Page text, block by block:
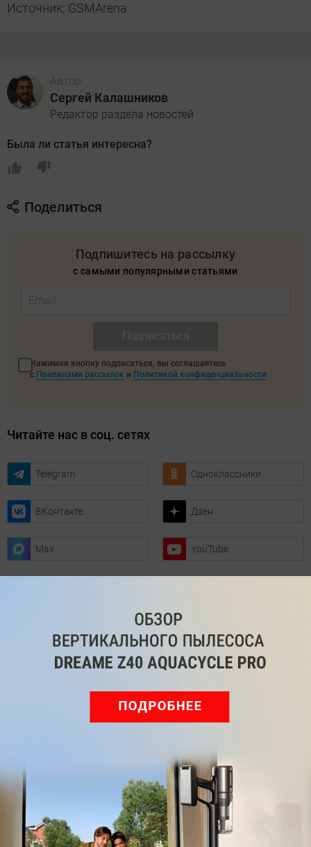
Источник: GSMArena
Автор
Сергей Калашников
Редактор раздела новостей
Была ли статья интересна?
Поделиться
Подпишитесь на рассылку
с самыми популярными статьями
Нажимая кнопку подписаться, вы соглашаетесь
с Правилами рассылок и Политикой конфиденциальности
Читайте нас в соц. сетях
Telegram Одноклассники
ВКонтакте Дзен
Max YouTube
Мы знаем, вам есть что сказать!
Зарегистрируйтесь
оставить комментарий
Рекомендуем